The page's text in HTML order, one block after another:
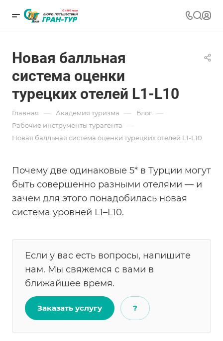
Новая балльная
система оценки
турецких отелей L1-L10
Главная — Академия туризма — Блог —
Рабочие инструменты турагента —
Новая балльная система оценки турецких отелей L1-L10
Почему две одинаковые 5* в Турции могут
быть совершенно разными отелями — и
зачем для этого понадобилась новая
система уровней L1–L10.
Если у вас есть вопросы, напишите
нам. Мы свяжемся с вами в
ближайшее время.
Заказать услугу ?